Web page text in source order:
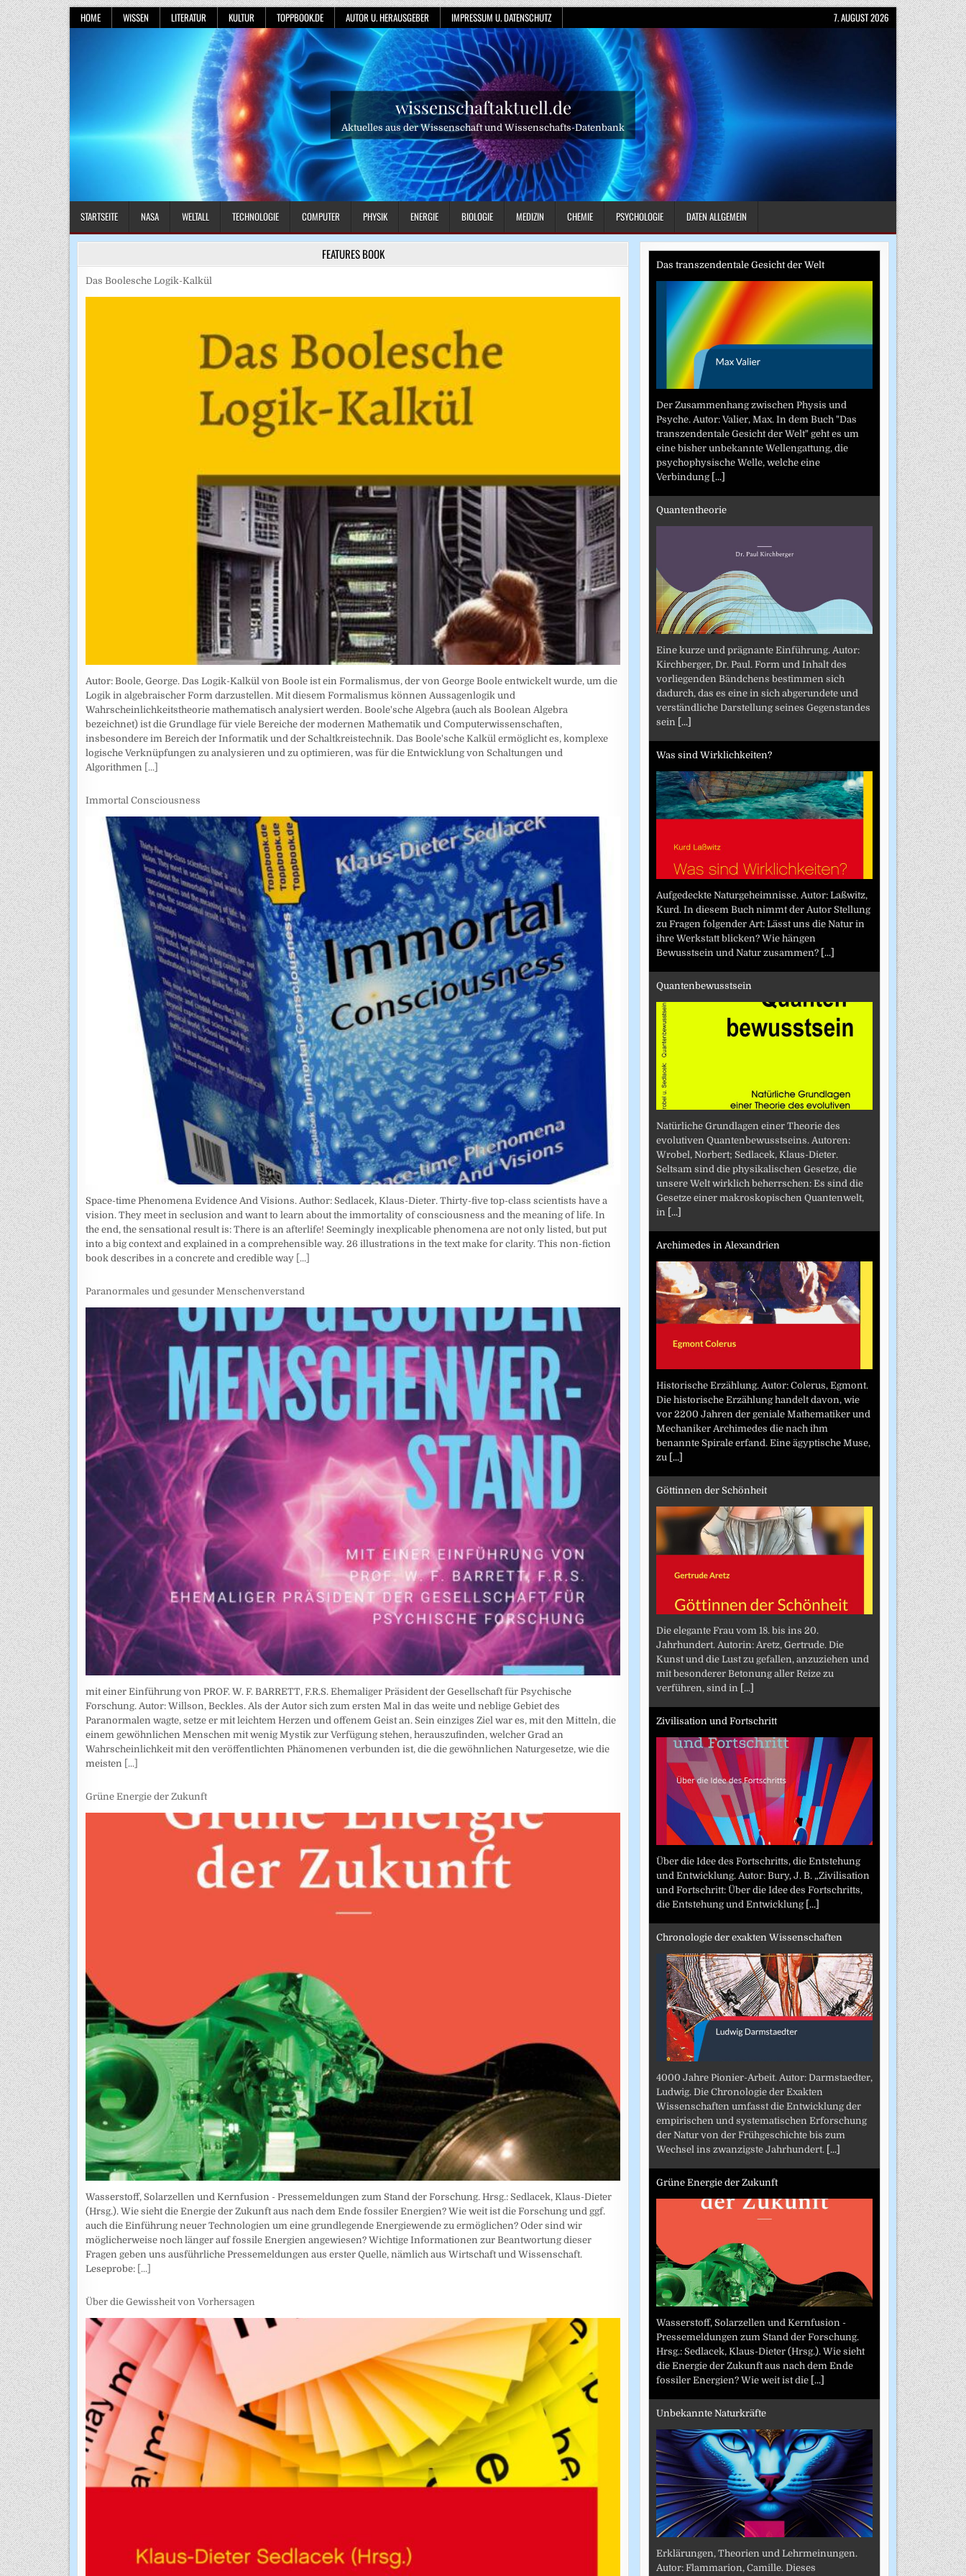
Skip
to
content
HOME WISSEN LITERATUR KULTUR TOPPBOOK.DE AUTOR U. HERAUSGEBER IMPRESSUM U. DATENSCHUTZ 7. AUGUST 2026
wissenschaftaktuell.de
Aktuelles aus der Wissenschaft und Wissenschafts-Datenbank
STARTSEITE NASA WELTALL TECHNOLOGIE COMPUTER PHYSIK ENERGIE BIOLOGIE MEDIZIN CHEMIE PSYCHOLOGIE DATEN ALLGEMEIN
FEATURES BOOK
Das Boolesche Logik-Kalkül
Autor: Boole, George. Das Logik-Kalkül von Boole ist ein Formalismus, der von George Boole entwickelt wurde, um die
Logik in algebraischer Form darzustellen. Mit diesem Formalismus können Aussagenlogik und
Wahrscheinlichkeitstheorie mathematisch analysiert werden. Boole'sche Algebra (auch als Boolean Algebra
bezeichnet) ist die Grundlage für viele Bereiche der modernen Mathematik und Computerwissenschaften,
insbesondere im Bereich der Informatik und der Schaltkreistechnik. Das Boole'sche Kalkül ermöglicht es, komplexe
logische Verknüpfungen zu analysieren und zu optimieren, was für die Entwicklung von Schaltungen und
Algorithmen [...]
Immortal Consciousness
Space-time Phenomena Evidence And Visions. Author: Sedlacek, Klaus-Dieter. Thirty-five top-class scientists have a
vision. They meet in seclusion and want to learn about the immortality of consciousness and the meaning of life. In
the end, the sensational result is: There is an afterlife! Seemingly inexplicable phenomena are not only listed, but put
into a big context and explained in a comprehensible way. 26 illustrations in the text make for clarity. This non-fiction
book describes in a concrete and credible way [...]
Paranormales und gesunder Menschenverstand
mit einer Einführung von PROF. W. F. BARRETT, F.R.S. Ehemaliger Präsident der Gesellschaft für Psychische
Forschung. Autor: Willson, Beckles. Als der Autor sich zum ersten Mal in das weite und neblige Gebiet des
Paranormalen wagte, setze er mit leichtem Herzen und offenem Geist an. Sein einziges Ziel war es, mit den Mitteln, die
einem gewöhnlichen Menschen mit wenig Mystik zur Verfügung stehen, herauszufinden, welcher Grad an
Wahrscheinlichkeit mit den veröffentlichten Phänomenen verbunden ist, die die gewöhnlichen Naturgesetze, wie die
meisten [...]
Grüne Energie der Zukunft
Wasserstoff, Solarzellen und Kernfusion - Pressemeldungen zum Stand der Forschung. Hrsg.: Sedlacek, Klaus-Dieter
(Hrsg.). Wie sieht die Energie der Zukunft aus nach dem Ende fossiler Energien? Wie weit ist die Forschung und ggf.
auch die Einführung neuer Technologien um eine grundlegende Energiewende zu ermöglichen? Oder sind wir
möglicherweise noch länger auf fossile Energien angewiesen? Wichtige Informationen zur Beantwortung dieser
Fragen geben uns ausführliche Pressemeldungen aus erster Quelle, nämlich aus Wirtschaft und Wissenschaft.
Leseprobe: [...]
Über die Gewissheit von Vorhersagen
Das transzendentale Gesicht der Welt
Der Zusammenhang zwischen Physis und
Psyche. Autor: Valier, Max. In dem Buch "Das
transzendentale Gesicht der Welt" geht es um
eine bisher unbekannte Wellengattung, die
psychophysische Welle, welche eine
Verbindung [...]
Quantentheorie
Eine kurze und prägnante Einführung. Autor:
Kirchberger, Dr. Paul. Form und Inhalt des
vorliegenden Bändchens bestimmen sich
dadurch, das es eine in sich abgerundete und
verständliche Darstellung seines Gegenstandes
sein [...]
Was sind Wirklichkeiten?
Aufgedeckte Naturgeheimnisse. Autor: Laßwitz,
Kurd. In diesem Buch nimmt der Autor Stellung
zu Fragen folgender Art: Lässt uns die Natur in
ihre Werkstatt blicken? Wie hängen
Bewusstsein und Natur zusammen? [...]
Quantenbewusstsein
Natürliche Grundlagen einer Theorie des
evolutiven Quantenbewusstseins. Autoren:
Wrobel, Norbert; Sedlacek, Klaus-Dieter.
Seltsam sind die physikalischen Gesetze, die
unsere Welt wirklich beherrschen: Es sind die
Gesetze einer makroskopischen Quantenwelt,
in [...]
Archimedes in Alexandrien
Historische Erzählung. Autor: Colerus, Egmont.
Die historische Erzählung handelt davon, wie
vor 2200 Jahren der geniale Mathematiker und
Mechaniker Archimedes die nach ihm
benannte Spirale erfand. Eine ägyptische Muse,
zu [...]
Göttinnen der Schönheit
Die elegante Frau vom 18. bis ins 20.
Jahrhundert. Autorin: Aretz, Gertrude. Die
Kunst und die Lust zu gefallen, anzuziehen und
mit besonderer Betonung aller Reize zu
verführen, sind in [...]
Zivilisation und Fortschritt
Über die Idee des Fortschritts, die Entstehung
und Entwicklung. Autor: Bury, J. B. „Zivilisation
und Fortschritt: Über die Idee des Fortschritts,
die Entstehung und Entwicklung [...]
Chronologie der exakten Wissenschaften
4000 Jahre Pionier-Arbeit. Autor: Darmstaedter,
Ludwig. Die Chronologie der Exakten
Wissenschaften umfasst die Entwicklung der
empirischen und systematischen Erforschung
der Natur von der Frühgeschichte bis zum
Wechsel ins zwanzigste Jahrhundert. [...]
Grüne Energie der Zukunft
Wasserstoff, Solarzellen und Kernfusion -
Pressemeldungen zum Stand der Forschung.
Hrsg.: Sedlacek, Klaus-Dieter (Hrsg.). Wie sieht
die Energie der Zukunft aus nach dem Ende
fossiler Energien? Wie weit ist die [...]
Unbekannte Naturkräfte
Erklärungen, Theorien und Lehrmeinungen.
Autor: Flammarion, Camille. Dieses